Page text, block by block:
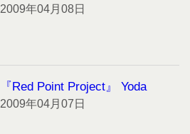
2009年04月08日
『Red Point Project』 Yoda
2009年04月07日